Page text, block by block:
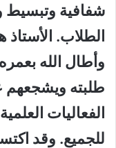
شفافية وتبسيط
الطلاب.
وأطال الله
طلبته ويشجعهم
الفعاليات
للجميع. وقد